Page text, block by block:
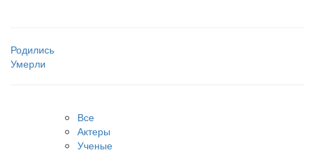
Родились
Умерли
Все
Актеры
Ученые